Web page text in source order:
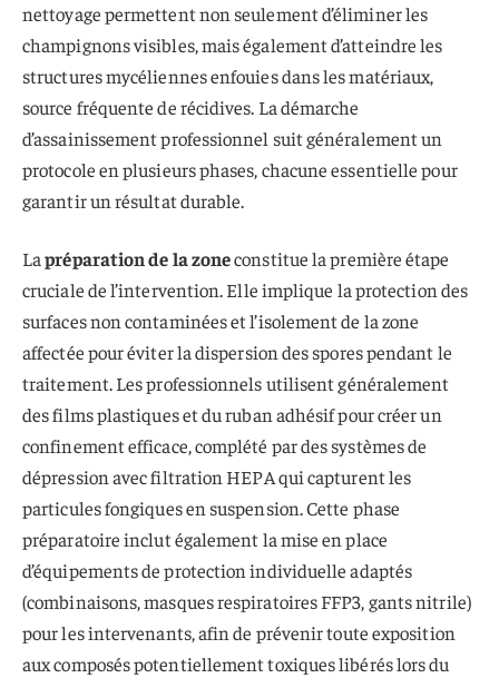
nettoyage permettent non seulement d’éliminer les
champignons visibles, mais également d’atteindre les
structures mycéliennes enfouies dans les matériaux,
source fréquente de récidives. La démarche
d’assainissement professionnel suit généralement un
protocole en plusieurs phases, chacune essentielle pour
garantir un résultat durable.
Lapréparation de la zoneconstitue la première étape
cruciale de l’intervention. Elle implique la protection des
surfaces non contaminées et l’isolement de la zone
affectée pour éviter la dispersion des spores pendant le
traitement. Les professionnels utilisent généralement
des films plastiques et du ruban adhésif pour créer un
confinement efficace, complété par des systèmes de
dépression avec filtration HEPA qui capturent les
particules fongiques en suspension. Cette phase
préparatoire inclut également la mise en place
d’équipements de protection individuelle adaptés
(combinaisons, masques respiratoires FFP3, gants nitrile)
pour les intervenants, afin de prévenir toute exposition
aux composés potentiellement toxiques libérés lors du